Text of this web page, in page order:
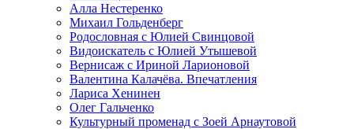
Алла Нестеренко
Михаил Гольденберг
Родословная с Юлией Свинцовой
Видоискатель с Юлией Утышевой
Вернисаж с Ириной Ларионовой
Валентина Калачёва. Впечатления
Лариса Хенинен
Олег Гальченко
Культурный променад с Зоей Арнаутовой